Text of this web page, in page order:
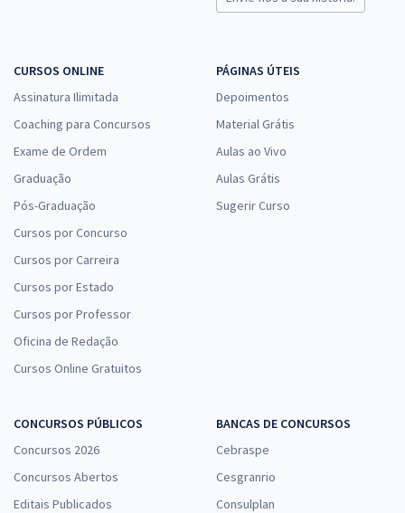
CURSOS ONLINE
Assinatura Ilimitada
Coaching para Concursos
Exame de Ordem
Graduação
Pós-Graduação
Cursos por Concurso
Cursos por Carreira
Cursos por Estado
Cursos por Professor
Oficina de Redação
Cursos Online Gratuitos
PÁGINAS ÚTEIS
Depoimentos
Material Grátis
Aulas ao Vivo
Aulas Grátis
Sugerir Curso
CONCURSOS PÚBLICOS
Concursos 2026
Concursos Abertos
Editais Publicados
BANCAS DE CONCURSOS
Cebraspe
Cesgranrio
Consulplan